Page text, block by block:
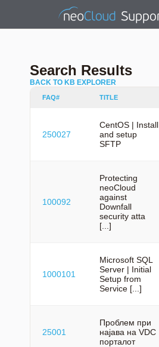
Search Results
BACK TO KB EXPLORER
FAQ# TITLE
250027
CentOS | Install
and setup
SFTP
100092
Protecting
neoCloud
against
Downfall
security atta
[...]
1000101
Microsoft SQL
Server | Initial
Setup from
Service [...]
25001
Проблем при
најава на VDC
порталот